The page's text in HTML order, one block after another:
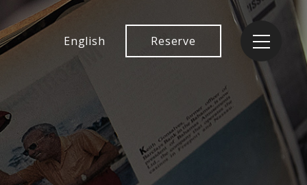
English Reserve